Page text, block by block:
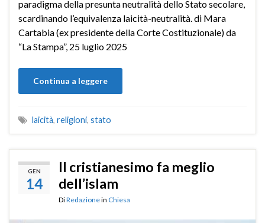
paradigma della presunta neutralità dello Stato secolare,
scardinando l’equivalenza laicità-neutralità. di Mara
Cartabia (ex presidente della Corte Costituzionale) da
“La Stampa”, 25 luglio 2025
Continua a leggere
laicità, religioni, stato
GEN
14
Il cristianesimo fa meglio
dell’islam
DiRedazionein Chiesa